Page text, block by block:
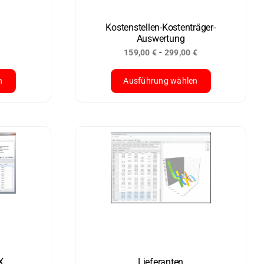
der
Produktseite
gewählt
werden
Kostenstellen-Kostenträger-
Auswertung
159,00 € - 299,00 €
Ausführung wählen
weist
mehrere
Varianten
auf.
Die